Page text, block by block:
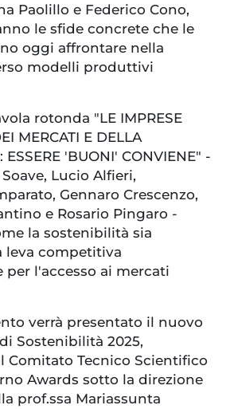
Paolillo e Federico Cono,
le sfide concrete che le
oggi affrontare nella
modelli produttivi
rotonda "LE IMPRESE
MERCATI E DELLA
ESSERE 'BUONI' CONVIENE" -
Lucio Alfieri,
Gennaro Crescenzo,
e Rosario Pingaro -
la sostenibilità sia
leva competitiva
per l'accesso ai mercati
verrà presentato il nuovo
Sostenibilità 2025,
Comitato Tecnico Scientifico
Awards sotto la direzione
prof.ssa Mariassunta